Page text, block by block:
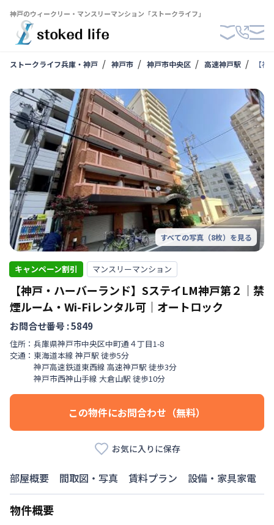
神戸のウィークリー・マンスリーマンション「ストークライフ」
ストークライフ兵庫・神戸 神戸市 神戸市中央区 高速神戸駅 【
すべての写真（8枚）を見る
キャンペーン割引 マンスリーマンション
【神戸・ハーバーランド】SステイLM神戸第２｜禁
煙ルーム・Wi-Fiレンタル可｜オートロック
お問合せ番号 :5849
住所： 兵庫県神戸市中央区中町通 ４丁目1-8
交通： 東海道本線 神戸駅 徒歩5分
神戸高速鉄道東西線 高速神戸駅 徒歩3分
神戸市西神山手線 大倉山駅 徒歩10分
この物件にお問合わせ（無料）
お気に入りに保存
部屋概要 間取図・写真 賃料プラン 設備・家具家電
物件概要